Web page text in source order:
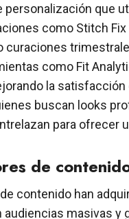
que
como Stitch
curaciones
como Fit
la
buscan looks
para ofrecer
de
contenido han
audiencias masivas